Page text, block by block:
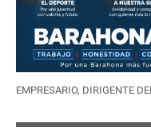
EMPRESARIO, DIRIGENTE